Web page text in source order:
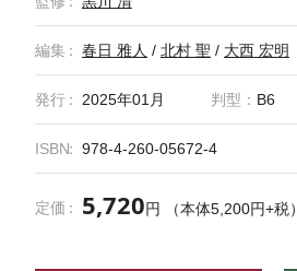
編集 春日 雅人 / 北村 聖 / 大西 宏明
発行 2025年01月 判型： B6
ISBN 978-4-260-05672-4
定価 5,720円 （本体5,200円+税）